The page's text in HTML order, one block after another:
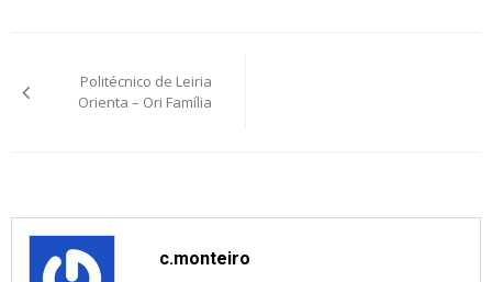
navigation
Politécnico de Leiria
Orienta – Ori Família
c.monteiro